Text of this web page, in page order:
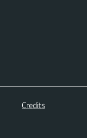
Credits